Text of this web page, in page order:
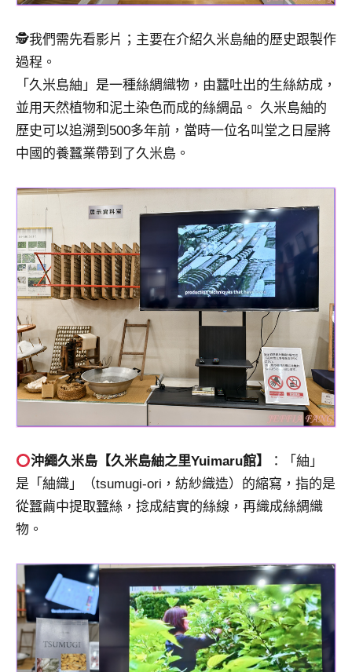
🕵️我們需先看影片；主要在介紹久米島紬的歷史跟製作
過程。
「久米島紬」是一種絲綢織物，由蠶吐出的生絲紡成，
並用天然植物和泥土染色而成的絲綢品。 久米島紬的
歷史可以追溯到500多年前，當時一位名叫堂之日屋將
中國的養蠶業帶到了久米島。
沖繩久米島【久米島紬之里Yuimaru館】
：「紬」
是「紬織」（tsumugi-ori，紡紗織造）的縮寫，指的是
從蠶繭中提取蠶絲，捻成結實的絲線，再織成絲綢織
物。